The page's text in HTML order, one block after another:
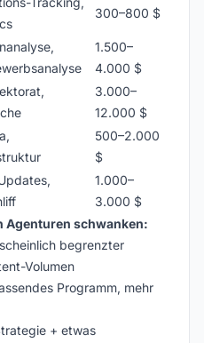
300–800 $
1.500–
4.000 $
3.000–
12.000 $
500–2.000
$
1.000–
3.000 $
Agenturen schwanken:
begrenzter
Volumen
Programm, mehr
+ etwas